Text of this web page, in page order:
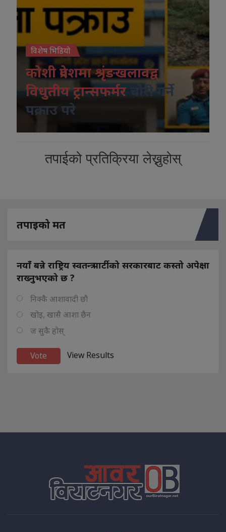
विशेष भिडियो
कोशी प्रदेशमा श्रृंङखलावद्व
विधुतीय ट्रान्सफर्मर
चोरी गर्ने
पक्राउ परे
तपाईको प्रतिक्रिया लेख्नुहोस्
तपाइको मत
नयाँ बन्ने राष्ट्रिय स्वतन्त्र पार्टीको सरकारबाट कस्तो अपेक्षा
राख्नुभएको छ ?
निक्कै आशावादी छौ
खोइ, खासै आशा छैन
ज सुकै होस्
View Results